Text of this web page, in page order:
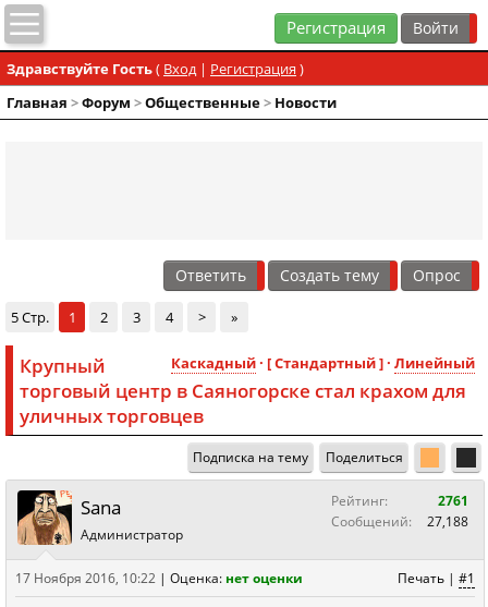
Регистрация
Здравствуйте Гость( Вход| Регистрация )
Главная >Форум >Общественные> Новости
Ответить Создать тему Опрос
5 Стр. 1 2 3 4 > »
Каскадный· [ Стандартный ] · Линейный
Крупный
торговый центр в Саяногорске стал крахом для
уличных торговцев
Подписка на тему Поделиться
Sana
Администратор
Рейтинг:
2761
Сообщений:
27,188
Печать | #1
17 Ноября 2016, 10:22 | Оценка: нет оценки